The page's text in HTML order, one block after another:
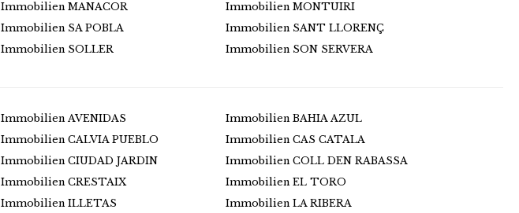
Immobilien MANACOR
Immobilien MONTUIRI
Immobilien SA POBLA
Immobilien SANT LLORENÇ
Immobilien SOLLER Immobilien SON SERVERA
Immobilien AVENIDAS
Immobilien BAHIA AZUL
Immobilien CALVIA PUEBLO
Immobilien CAS CATALA
Immobilien CIUDAD JARDIN
Immobilien COLL DEN RABASSA
Immobilien CRESTAIX
Immobilien EL TORO
Immobilien ILLETAS
Immobilien LA RIBERA